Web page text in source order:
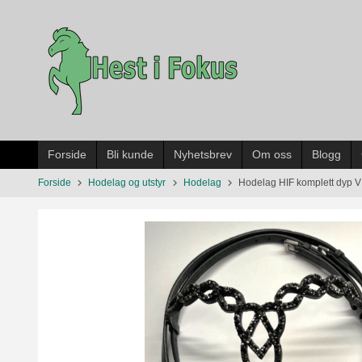
innholdet
Forside Bli kunde Nyhetsbrev Om oss Blogg
Forside Hodelag og utstyr Hodelag Hodelag HIF komplett dyp